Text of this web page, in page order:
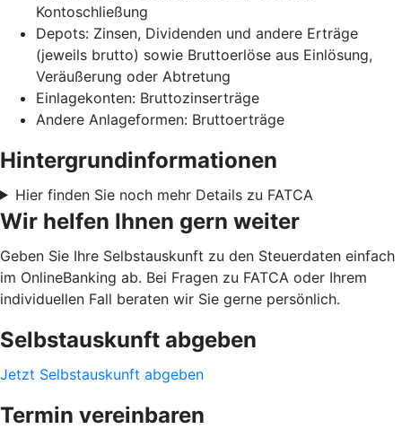
Kontoschließung
Depots: Zinsen, Dividenden und andere Erträge
(jeweils brutto) sowie Bruttoerlöse aus Einlösung,
Veräußerung oder Abtretung
Einlagekonten: Bruttozinserträge
Andere Anlageformen: Bruttoerträge
Hintergrundinformationen
Hier finden Sie noch mehr Details zu FATCA
Wir helfen Ihnen gern weiter
Geben Sie Ihre Selbstauskunft zu den Steuerdaten einfach
im OnlineBanking ab. Bei Fragen zu FATCA oder Ihrem
individuellen Fall beraten wir Sie gerne persönlich.
Selbstauskunft abgeben
Jetzt Selbstauskunft abgeben
Termin vereinbaren